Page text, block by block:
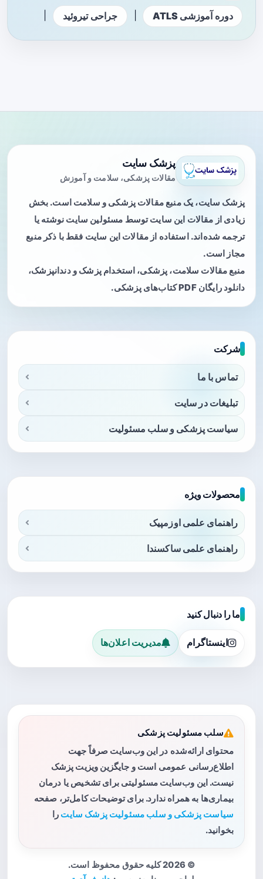
دوره آموزشی ATLS جراحی تیروئید
پزشک سایت
مقالات پزشکی، سلامت و آموزش
پزشک سایت، یک منبع مقالات پزشکی و سلامت است. بخش
زیادی از مقالات این سایت توسط مسئولین سایت نوشته یا
ترجمه شده‌اند. استفاده از مقالات این سایت فقط با ذکر منبع
مجاز است.
منبع مقالات سلامت، پزشکی، استخدام پزشک و دندانپزشک،
دانلود رایگان PDF کتاب‌های پزشکی.
شرکت
تماس با ما
تبلیغات در سایت
سیاست پزشکی و سلب مسئولیت
محصولات ویژه
راهنمای علمی اوزمپیک
راهنمای علمی ساکسندا
ما را دنبال کنید
اینستاگرام مدیریت اعلان‌ها
سلب مسئولیت پزشکی
محتوای ارائه‌شده در این وب‌سایت صرفاً جهت
اطلاع‌رسانی عمومی است و جایگزین ویزیت پزشک
نیست. این وب‌سایت مسئولیتی برای تشخیص یا درمان
بیماری‌ها به همراه ندارد. برای توضیحات کامل‌تر، صفحه
سیاست پزشکی و سلب مسئولیت پزشک سایت را
بخوانید.
© 2026 کلیه حقوق محفوظ است.